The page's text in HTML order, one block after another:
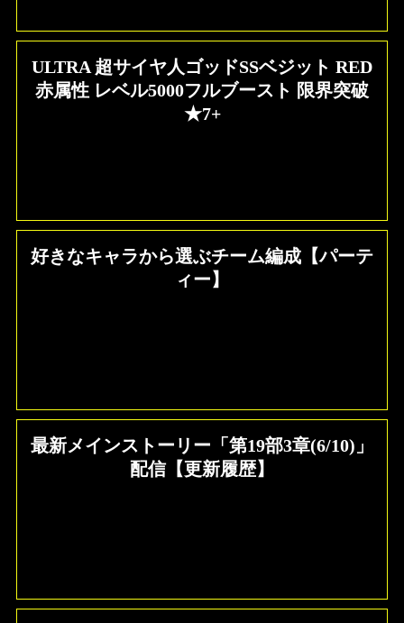
ULTRA 超サイヤ人ゴッドSSベジット RED
赤属性 レベル5000フルブースト 限界突破
★7+
好きなキャラから選ぶチーム編成【パーテ
ィー】
最新メインストーリー「第19部3章(6/10)」
配信【更新履歴】